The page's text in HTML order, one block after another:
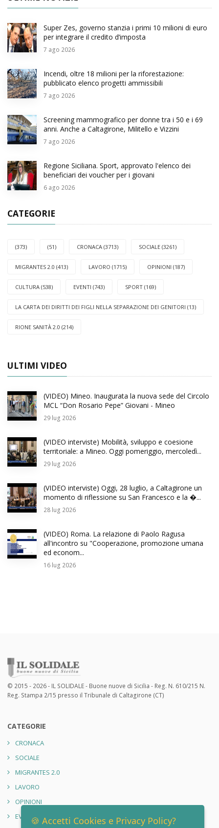
Super Zes, governo stanzia i primi 10 milioni di euro
per integrare il credito d’imposta
7 ago 2026
Incendi, oltre 18 milioni per la riforestazione:
pubblicato elenco progetti ammissibili
7 ago 2026
Screening mammografico per donne tra i 50 e i 69
anni. Anche a Caltagirone, Militello e Vizzini
7 ago 2026
Regione Siciliana. Sport, approvato l'elenco dei
beneficiari dei voucher per i giovani
6 ago 2026
CATEGORIE
(373) (51) CRONACA (3713) SOCIALE (3261)
MIGRANTES 2.0 (413) LAVORO (1715) OPINIONI (187)
CULTURA (538) EVENTI (743) SPORT (169)
LA CARTA DEI DIRITTI DEI FIGLI NELLA SEPARAZIONE DEI GENITORI (13)
RIONE SANITÀ 2.0 (214)
ULTIMI VIDEO
(VIDEO) Mineo. Inaugurata la nuova sede del Circolo
MCL “Don Rosario Pepe” Giovani - Mineo
29 lug 2026
(VIDEO interviste) Mobilità, sviluppo e coesione
territoriale: a Mineo. Oggi pomeriggio, mercoledì...
29 lug 2026
(VIDEO interviste) Oggi, 28 luglio, a Caltagirone un
momento di riflessione su San Francesco e la �...
28 lug 2026
(VIDEO) Roma. La relazione di Paolo Ragusa
all'incontro su "Cooperazione, promozione umana
ed econom...
16 lug 2026
© 2015 - 2026 - IL SOLIDALE - Buone nuove di Sicilia - Reg. N. 610/215 N.
Reg. Stampa 2/15 presso il Tribunale di Caltagirone (CT)
CATEGORIE
CRONACA
SOCIALE
MIGRANTES 2.0
LAVORO
OPINIONI
EVENTI🍪 Accetti Cookies e Privacy Policy?